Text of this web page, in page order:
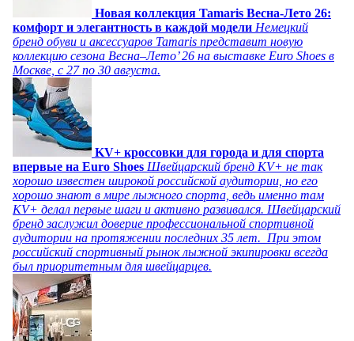
Новая коллекция Tamaris Весна-Лето 26:
комфорт и элегантность в каждой модели Немецкий
бренд обуви и аксессуаров Tamaris представит новую
коллекцию сезона Весна–Лето’ 26 на выставке Euro Shoes в
Москве, с 27 по 30 августа.
KV+ кроссовки для города и для спорта
впервые на Euro Shoes Швейцарский бренд KV+ не так
хорошо известен широкой российской аудитории, но его
хорошо знают в мире лыжного спорта, ведь именно там
KV+ делал первые шаги и активно развивался. Швейцарский
бренд заслужил доверие профессиональной спортивной
аудитории на протяжении последних 35 лет. При этом
российский спортивный рынок лыжной экипировки всегда
был приоритетным для швейцарцев.